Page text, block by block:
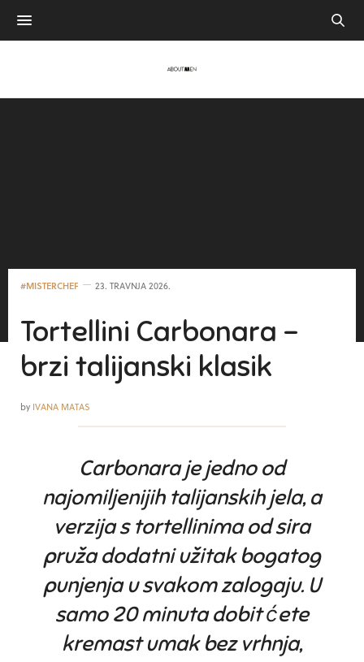
#MISTERCHEF 23. TRAVNJA 2026.
Tortellini Carbonara –
brzi talijanski klasik
by IVANA MATAS
Carbonara je jedno od
najomiljenijih talijanskih jela, a
verzija s tortellinima od sira
pruža dodatni užitak bogatog
punjenja u svakom zalogaju. U
samo 20 minuta dobit ćete
kremast umak bez vrhnja,